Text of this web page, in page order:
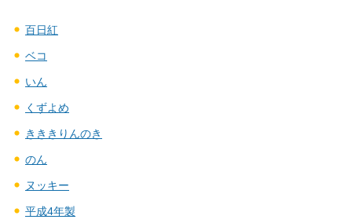
百日紅
ベコ
いん
くずよめ
きききりんのき
のん
ヌッキー
平成4年製